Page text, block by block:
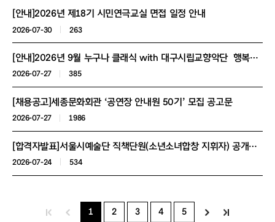
[안내]2026년 제18기 시민연극교실 면접 일정 안내
2026-07-30 263
[안내]2026년 9월 누구나 클래식 with 대구시립교향악단 행복동행석(다자녀 가족/보훈대상자/군복무 청년/북한이탈주민) 신청 안내
2026-07-27 385
[채용공고]세종문화회관 ‘공연장 안내원 50기’ 모집 공고문
2026-07-27 1986
[합격자발표]서울시예술단 직책단원(소년소녀합창 지휘자) 공개채용 실기전형 합격자 공고
2026-07-24 534
1 2 3 4 5